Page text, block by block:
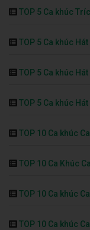
TOP 5 Ca khúc
TOP 5 Ca khúc
TOP 5 Ca khúc
TOP 5 Ca khúc
TOP 10 Ca khúc
TOP 10 Ca Khúc
TOP 10 Ca khúc
TOP 10 Ca khúc